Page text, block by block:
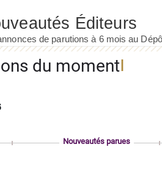
du moment
Nouveautés parues